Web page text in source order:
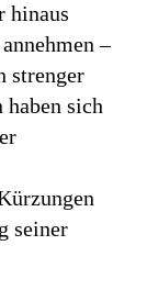
hinaus
–
strenger
sich
seiner